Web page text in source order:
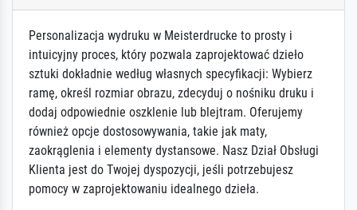
Personalizacja wydruku w Meisterdrucke to prosty i
intuicyjny proces, który pozwala zaprojektować dzieło
sztuki dokładnie według własnych specyfikacji: Wybierz
ramę, określ rozmiar obrazu, zdecyduj o nośniku druku i
dodaj odpowiednie oszklenie lub blejtram. Oferujemy
również opcje dostosowywania, takie jak maty,
zaokrąglenia i elementy dystansowe. Nasz Dział Obsługi
Klienta jest do Twojej dyspozycji, jeśli potrzebujesz
pomocy w zaprojektowaniu idealnego dzieła.